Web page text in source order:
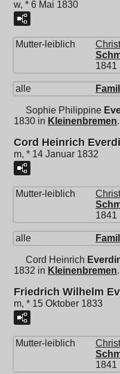
w, * 6 Mai 1830
Mutter-leiblich
1841
alle
Sophie Philippine
1830 in Kleinenbremen.
Cord Heinrich
m, * 14 Januar 1832
Mutter-leiblich
1841
alle
Cord Heinrich
1832 in Kleinenbremen.
Friedrich Wilhelm
m, * 15 Oktober 1833
Mutter-leiblich
1841